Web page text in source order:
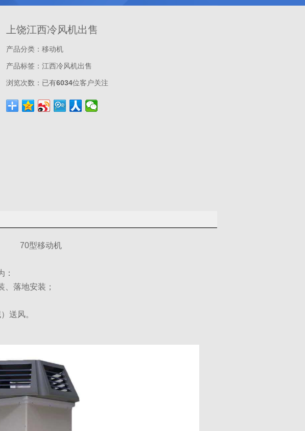
上饶江西冷风机出售
产品分类： 移动机
产品标签： 江西冷风机出售
浏览次数： 已有6034位客户关注
70型移动机
：
落地安装；
送风。